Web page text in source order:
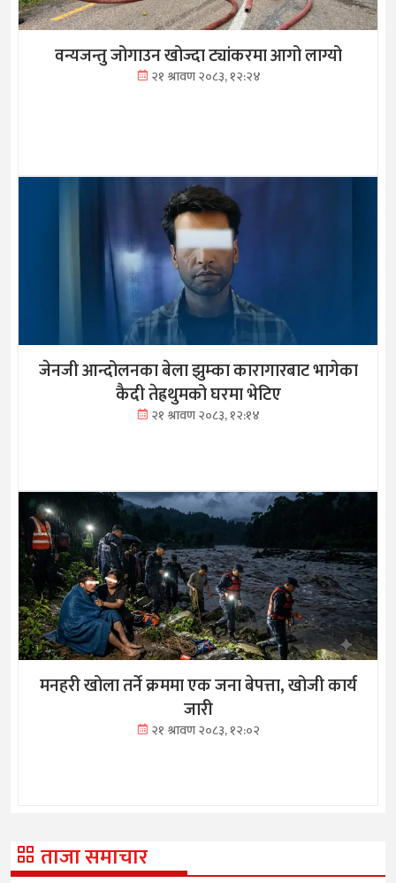
वन्यजन्तु जोगाउन खोज्दा ट्यांकरमा आगो लाग्यो
२१ श्रावण २०८३, १२:२४
जेनजी आन्दोलनका बेला झुम्का कारागारबाट भागेका
कैदी तेह्रथुमको घरमा भेटिए
२१ श्रावण २०८३, १२:१४
मनहरी खोला तर्ने क्रममा एक जना बेपत्ता, खोजी कार्य
जारी
२१ श्रावण २०८३, १२:०२
ताजा समाचार